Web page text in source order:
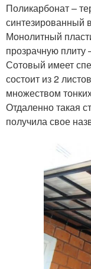
Поликарбонат –
синтезированный
Монолитный
прозрачную
Сотовый имеет
состоит из 2
множеством
Отдаленно такая
получила свое